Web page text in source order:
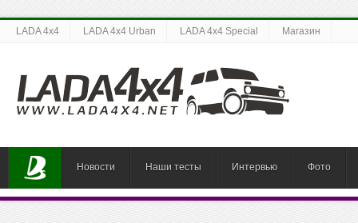
LADA 4x4 LADA 4x4 Urban LADA 4x4 Special Магазин
Новости Наши тесты Интервью Фото